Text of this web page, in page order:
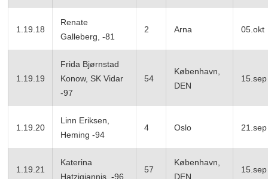
1.19.18
Renate
Galleberg, -81
2 Arna 05.okt
1.19.19
Frida Bjørnstad
Konow, SK Vidar
-97
54
København,
DEN
15.sep
1.19.20
Linn Eriksen,
Heming -94
4 Oslo 21.sep
1.19.21
Katerina
Hatzigiannis, -96
57
København,
DEN
15.sep